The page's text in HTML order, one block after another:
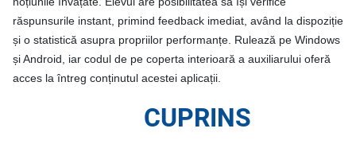
răspunsurile instant, primind feedback imediat, având la dispoziție
și o statistică asupra propriilor performanțe. Rulează pe Windows
și Android, iar codul de pe coperta interioară a auxiliarului oferă
acces la întreg conținutul acestei aplicații.
CUPRINS